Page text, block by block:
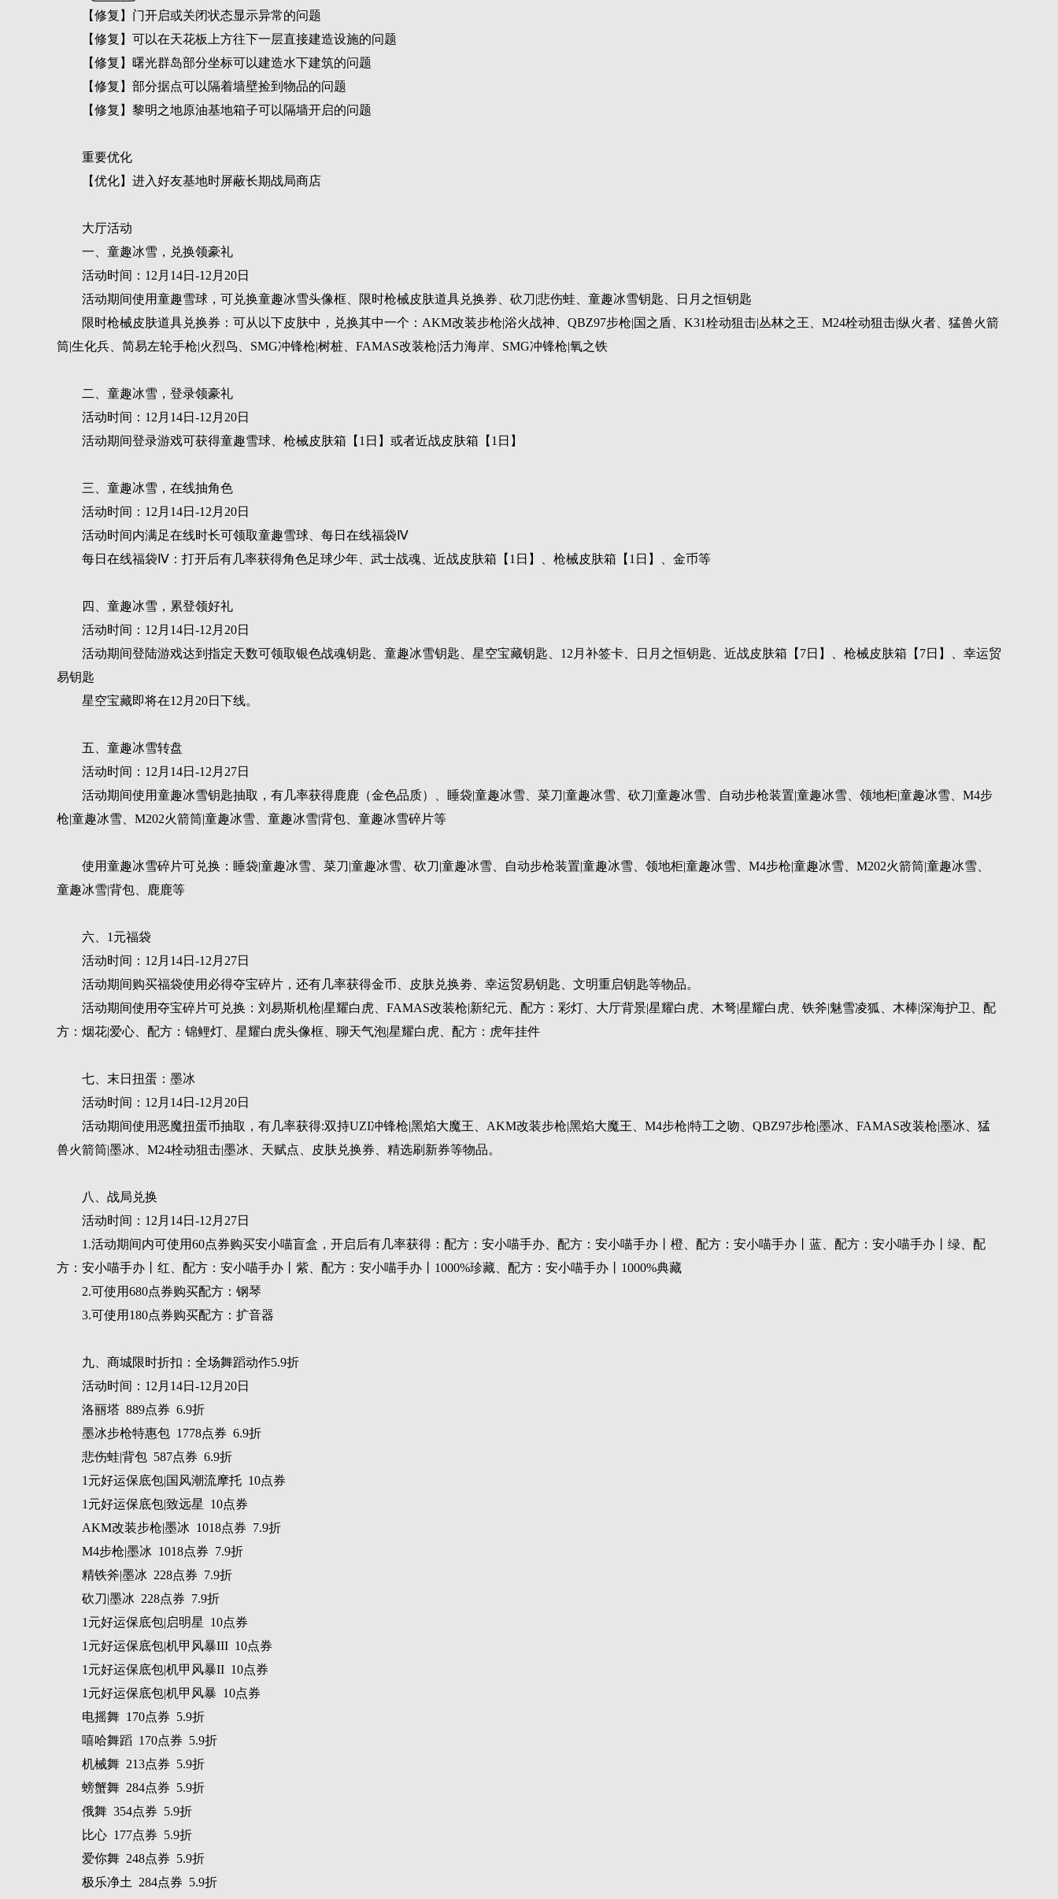
【修复】门开启或关闭状态显示异常的问题
【修复】可以在天花板上方往下一层直接建造设施的问题
【修复】曙光群岛部分坐标可以建造水下建筑的问题
【修复】部分据点可以隔着墙壁捡到物品的问题
【修复】黎明之地原油基地箱子可以隔墙开启的问题
重要优化
【优化】进入好友基地时屏蔽长期战局商店
大厅活动
一、童趣冰雪，兑换领豪礼
活动时间：12月14日-12月20日
活动期间使用童趣雪球，可兑换童趣冰雪头像框、限时枪械皮肤道具兑换券、砍刀|悲伤蛙、童趣冰雪钥匙、日月之恒钥匙
限时枪械皮肤道具兑换券：可从以下皮肤中，兑换其中一个：AKM改装步枪|浴火战神、QBZ97步枪|国之盾、K31栓动狙击|丛林之王、M24栓动狙击|纵火者、猛兽火箭
筒|生化兵、简易左轮手枪|火烈鸟、SMG冲锋枪|树桩、FAMAS改装枪|活力海岸、SMG冲锋枪|氧之铁
二、童趣冰雪，登录领豪礼
活动时间：12月14日-12月20日
活动期间登录游戏可获得童趣雪球、枪械皮肤箱【1日】或者近战皮肤箱【1日】
三、童趣冰雪，在线抽角色
活动时间：12月14日-12月20日
活动时间内满足在线时长可领取童趣雪球、每日在线福袋Ⅳ
每日在线福袋Ⅳ：打开后有几率获得角色足球少年、武士战魂、近战皮肤箱【1日】、枪械皮肤箱【1日】、金币等
四、童趣冰雪，累登领好礼
活动时间：12月14日-12月20日
活动期间登陆游戏达到指定天数可领取银色战魂钥匙、童趣冰雪钥匙、星空宝藏钥匙、12月补签卡、日月之恒钥匙、近战皮肤箱【7日】、枪械皮肤箱【7日】、幸运贸
易钥匙
星空宝藏即将在12月20日下线。
五、童趣冰雪转盘
活动时间：12月14日-12月27日
活动期间使用童趣冰雪钥匙抽取，有几率获得鹿鹿（金色品质）、睡袋|童趣冰雪、菜刀|童趣冰雪、砍刀|童趣冰雪、自动步枪装置|童趣冰雪、领地柜|童趣冰雪、M4步
枪|童趣冰雪、M202火箭筒|童趣冰雪、童趣冰雪|背包、童趣冰雪碎片等
使用童趣冰雪碎片可兑换：睡袋|童趣冰雪、菜刀|童趣冰雪、砍刀|童趣冰雪、自动步枪装置|童趣冰雪、领地柜|童趣冰雪、M4步枪|童趣冰雪、M202火箭筒|童趣冰雪、
童趣冰雪|背包、鹿鹿等
六、1元福袋
活动时间：12月14日-12月27日
活动期间购买福袋使用必得夺宝碎片，还有几率获得金币、皮肤兑换劵、幸运贸易钥匙、文明重启钥匙等物品。
活动期间使用夺宝碎片可兑换：刘易斯机枪|星耀白虎、FAMAS改装枪|新纪元、配方：彩灯、大厅背景|星耀白虎、木弩|星耀白虎、铁斧|魅雪凌狐、木棒|深海护卫、配
方：烟花|爱心、配方：锦鲤灯、星耀白虎头像框、聊天气泡|星耀白虎、配方：虎年挂件
七、末日扭蛋：墨冰
活动时间：12月14日-12月20日
活动期间使用恶魔扭蛋币抽取，有几率获得:双持UZI冲锋枪|黑焰大魔王、AKM改装步枪|黑焰大魔王、M4步枪|特工之吻、QBZ97步枪|墨冰、FAMAS改装枪|墨冰、猛
兽火箭筒|墨冰、M24栓动狙击|墨冰、天赋点、皮肤兑换券、精选刷新券等物品。
八、战局兑换
活动时间：12月14日-12月27日
1.活动期间内可使用60点券购买安小喵盲盒，开启后有几率获得：配方：安小喵手办、配方：安小喵手办丨橙、配方：安小喵手办丨蓝、配方：安小喵手办丨绿、配
方：安小喵手办丨红、配方：安小喵手办丨紫、配方：安小喵手办丨1000%珍藏、配方：安小喵手办丨1000%典藏
2.可使用680点券购买配方：钢琴
3.可使用180点券购买配方：扩音器
九、商城限时折扣：全场舞蹈动作5.9折
活动时间：12月14日-12月20日
洛丽塔 889点券 6.9折
墨冰步枪特惠包 1778点券 6.9折
悲伤蛙|背包 587点券 6.9折
1元好运保底包|国风潮流摩托 10点券
1元好运保底包|致远星 10点券
AKM改装步枪|墨冰 1018点券 7.9折
M4步枪|墨冰 1018点券 7.9折
精铁斧|墨冰 228点券 7.9折
砍刀|墨冰 228点券 7.9折
1元好运保底包|启明星 10点券
1元好运保底包|机甲风暴III 10点券
1元好运保底包|机甲风暴II 10点券
1元好运保底包|机甲风暴 10点券
电摇舞 170点券 5.9折
嘻哈舞蹈 170点券 5.9折
机械舞 213点券 5.9折
螃蟹舞 284点券 5.9折
俄舞 354点券 5.9折
比心 177点券 5.9折
爱你舞 248点券 5.9折
极乐净土 284点券 5.9折